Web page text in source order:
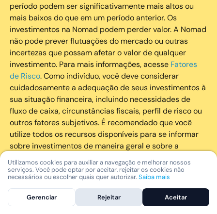
período podem ser significativamente mais altos ou
mais baixos do que em um período anterior. Os
investimentos na Nomad podem perder valor. A Nomad
não pode prever flutuações do mercado ou outras
incertezas que possam afetar o valor de qualquer
investimento. Para mais informações, acesse Fatores
de Risco. Como indivíduo, você deve considerar
cuidadosamente a adequação de seus investimentos à
sua situação financeira, incluindo necessidades de
fluxo de caixa, circunstâncias fiscais, perfil de risco ou
outros fatores subjetivos. É recomendado que você
utilize todos os recursos disponíveis para se informar
sobre investimentos de maneira geral e sobre a
composição geral de seu portfólio. Questões fiscais ou
legais relativas aos investimentos realizados através da
Nomad devem ser obtidas pelos próprios clientes. A
Nomad e suas afiliadas não fornecem nenhum tipo de
aconselhamento legal ou fiscal.
Utilizamos cookies para auxiliar a navegação e melhorar nossos
serviços. Você pode optar por aceitar, rejeitar os cookies não
necessários ou escolher quais quer autorizar. Saiba mais
Gerenciar Rejeitar Aceitar